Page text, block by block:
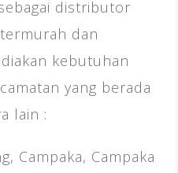
distributor
dan
kebutuhan
yang berada
lain :
Campaka, Campaka